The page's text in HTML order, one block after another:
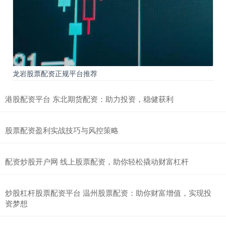
龙岩股票配资正规平台推荐
港股配资平台 东北期货配资：助力投资，稳健获利
股票配资盈利实战技巧与风控策略
配资炒股开户网 线上股票配资，助你轻松撬动财富杠杆
炒股杠杆股票配资平台 温州股票配资：助你财富增值，实现投
资梦想